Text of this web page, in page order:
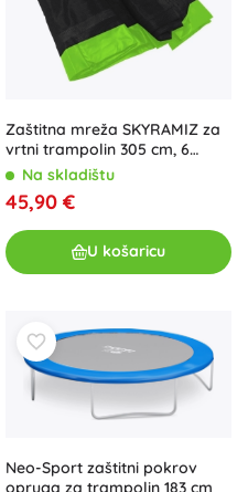
Zaštitna mreža SKYRAMIZ za
vrtni trampolin 305 cm, 6
tunela – Zelena
Na skladištu
45,90 €
U košaricu
Neo-Sport zaštitni pokrov
opruga za trampolin 183 cm